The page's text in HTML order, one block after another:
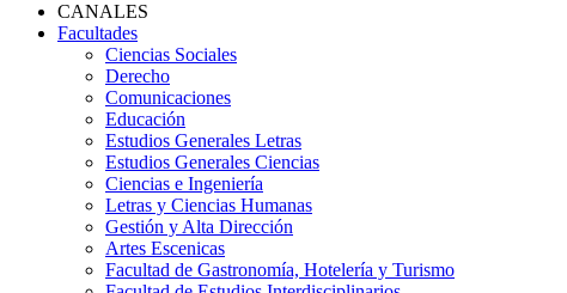
CANALES
Facultades
Ciencias Sociales
Derecho
Comunicaciones
Educación
Estudios Generales Letras
Estudios Generales Ciencias
Ciencias e Ingeniería
Letras y Ciencias Humanas
Gestión y Alta Dirección
Artes Escenicas
Facultad de Gastronomía, Hotelería y Turismo